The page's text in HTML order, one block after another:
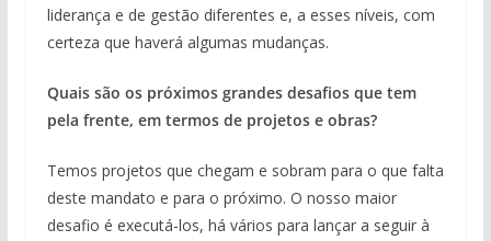
liderança e de gestão diferentes e, a esses níveis, com
certeza que haverá algumas mudanças.
Quais são os próximos grandes desafios que tem
pela frente, em termos de projetos e obras?
Temos projetos que chegam e sobram para o que falta
deste mandato e para o próximo. O nosso maior
desafio é executá-los, há vários para lançar a seguir à